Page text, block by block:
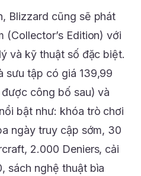
Blizzard cũng sẽ phát
(Collector’s Edition) với
và kỹ thuật số đặc biệt.
sưu tập có giá 139,99
công bố sau) và
bật như: khóa trò chơi
ngày truy cập sớm, 30
2.000 Deniers, cải
sách nghệ thuật bìa